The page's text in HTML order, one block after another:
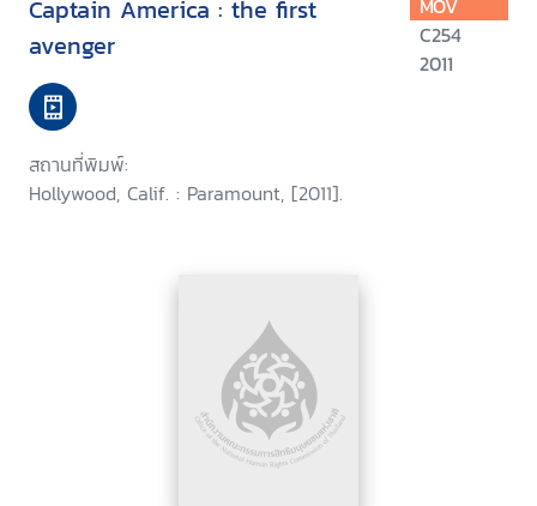
Captain America : the first
avenger
สถานที่พิมพ์:
Hollywood, Calif. : Paramount, [2011].
MOV
C254
2011